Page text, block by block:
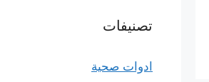
تصنيفات
ادوات صحية